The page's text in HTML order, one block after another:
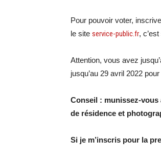
Pour pouvoir voter,
le site service-public.fr,
Attention, vous avez
jusqu’au 29 avril 2022
Conseil : munissez-
de résidence et
Si je m’inscris pour la